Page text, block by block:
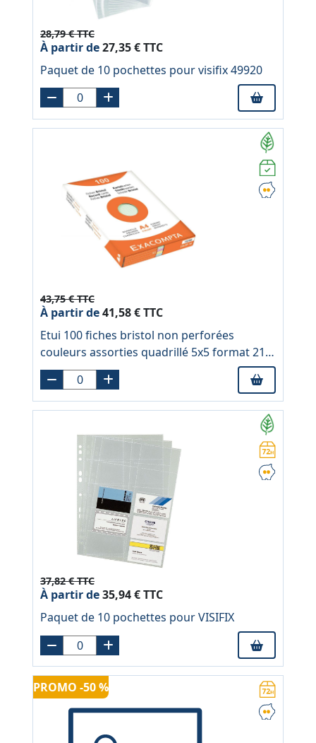
28,79 € TTC
À partir de27,35 € TTC
Paquet de 10 pochettes pour visifix 49920
43,75 € TTC
À partir de41,58 € TTC
Etui 100 fiches bristol non perforées
couleurs assorties quadrillé 5x5 format 21 x
29,7 cm
37,82 € TTC
À partir de35,94 € TTC
Paquet de 10 pochettes pour VISIFIX
PROMO -50 %